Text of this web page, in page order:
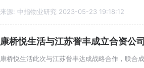
来源: 中指物业研究 2023-05-23 19:18:12
康桥悦生活与江苏誉丰成立合资公司